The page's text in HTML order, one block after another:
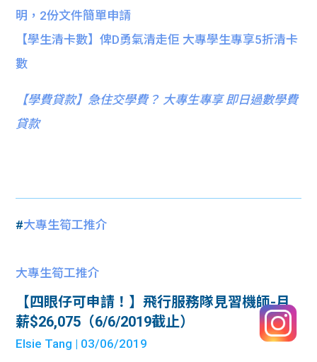
明，2份文件簡單申請
【學生清卡數】俾D勇氣清走佢 大專學生專享5折清卡
數
【學費貸款】急住交學費？ 大專生專享 即日過數學費
貸款
#大專生筍工推介
大專生筍工推介
【四眼仔可申請！】飛行服務隊見習機師-月
薪$26,075（6/6/2019截止）
Elsie Tang | 03/06/2019